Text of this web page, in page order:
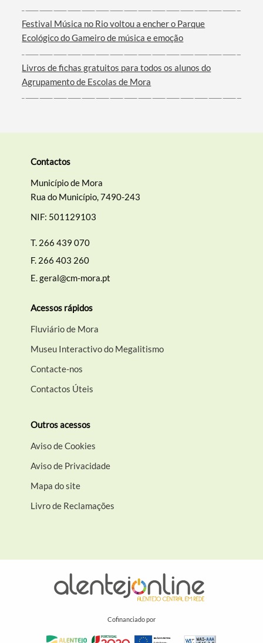
Festival Música no Rio voltou a encher o Parque
Ecológico do Gameiro de música e emoção
Livros de fichas gratuitos para todos os alunos do
Agrupamento de Escolas de Mora
Contactos
Município de Mora
Rua do Município, 7490-243
NIF: 501129103
T. 266 439 070
F. 266 403 260
E.geral@cm-mora.pt
Acessos rápidos
Fluviário de Mora
Museu Interactivo do Megalitismo
Contacte-nos
Contactos Úteis
Outros acessos
Aviso de Cookies
Aviso de Privacidade
Mapa do site
Livro de Reclamações
Cofinanciado por